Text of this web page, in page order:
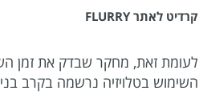
קרדיט לאתר FLURRY
השימוש בטלויזיה נרשמה בקרב בני 65+ (וגם היא מזערית בלבד).